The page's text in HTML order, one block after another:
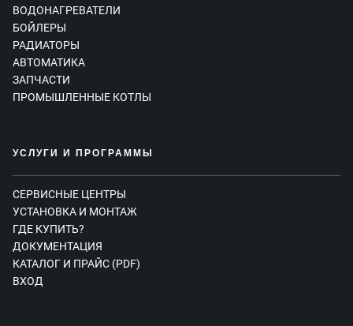
ВОДОНАГРЕВАТЕЛИ
БОЙЛЕРЫ
РАДИАТОРЫ
АВТОМАТИКА
ЗАПЧАСТИ
ПРОМЫШЛЕННЫЕ КОТЛЫ
УСЛУГИ И ПРОГРАММЫ
СЕРВИСНЫЕ ЦЕНТРЫ
УСТАНОВКА И МОНТАЖ
ГДЕ КУПИТЬ?
ДОКУМЕНТАЦИЯ
КАТАЛОГ И ПРАЙС (PDF)
ВХОД